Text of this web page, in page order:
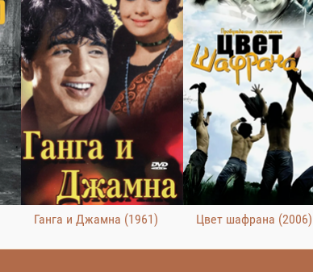
Ганга и Джамна (1961) Цвет шафрана (2006)